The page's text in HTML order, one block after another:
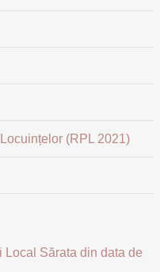
(RPL 2021)
Sărata din data de